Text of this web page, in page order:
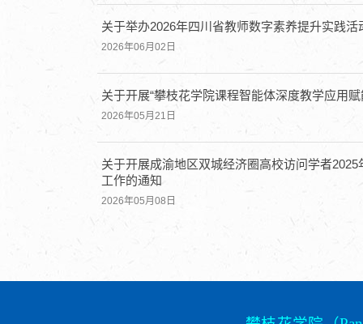
关于举办2026年四川省教师数字素养提升实践活
2026年06月02日
关于开展“攀枝花学院课程智能体深度教学应用
2026年05月21日
关于开展成渝地区双城经济圈高校访问学者
工作的通知
2026年05月08日